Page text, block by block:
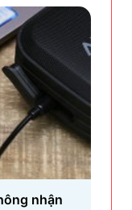
nhận